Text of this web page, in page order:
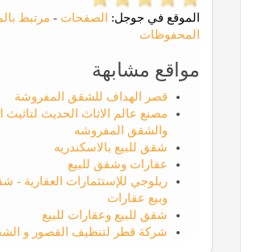
الموقع في جوجل: الصفحات - مرتبط
المحفوظات
مواقع مشابهة
قصر الهداف للشقق المفروشة
مصنع عالم الاثاث الحديث لتاثيث
والشقق المفروشه
شقق للبيع بالاسكندريه
عقارات وشقق للبيع
ريلوجي للإستثمارات العقارية -
وبيع عقارات
شقق للبيع وعقارات للبيع
شركة قطر لتنظيف القصور و